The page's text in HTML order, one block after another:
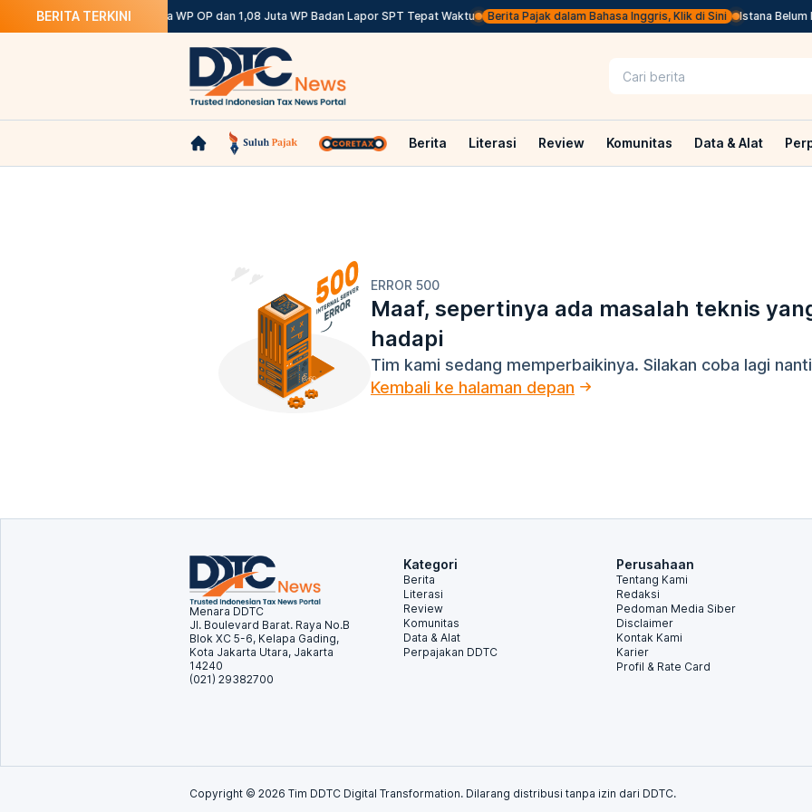
BERITA TERKINIDJP: 12,12 Juta WP OP dan 1,08 Juta WP Badan Lapor SPT Tepat Waktu Berita Pajak dalam Bahasa Inggris, Klik di Sini Istana Belum
Berita Literasi Review Komunitas Data & Alat
ERROR 500
Maaf, sepertinya ada masalah teknis
hadapi
Tim kami sedang memperbaikinya. Silakan coba lagi
Kembali ke halaman depan
Menara DDTC
Jl. Boulevard Barat. Raya No.B
Blok XC 5-6, Kelapa Gading,
Kota Jakarta Utara, Jakarta
14240
(021) 29382700
Kategori
Berita
Literasi
Review
Komunitas
Data & Alat
Perpajakan DDTC
Perusahaan
Tentang Kami
Redaksi
Pedoman Media Siber
Disclaimer
Kontak Kami
Karier
Profil & Rate Card
Copyright © 2026 Tim DDTC Digital Transformation. Dilarang distribusi tanpa izin dari DDTC.